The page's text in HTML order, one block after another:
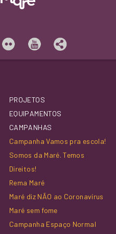
PROJETOS
EQUIPAMENTOS
CAMPANHAS
Campanha Vamos pra escola!
Somos da Maré. Temos
Direitos!
Rema Maré
Maré diz NÃO ao Coronavírus
Maré sem fome
Campanha Espaço Normal